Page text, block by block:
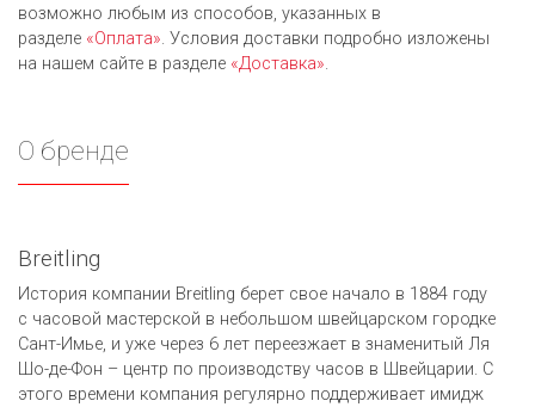
возможно любым из cпособов, указанных в
разделе «Оплата». Условия доставки подробно изложены
на нашем сайте в разделе «Доставка».
О бренде
Breitling
История компании Breitling берет свое начало в 1884 году
с часовой мастерской в небольшом швейцарском городке
Сант-Имье, и уже через 6 лет переезжает в знаменитый Ля
Шо-де-Фон – центр по производству часов в Швейцарии. С
этого времени компания регулярно поддерживает имидж